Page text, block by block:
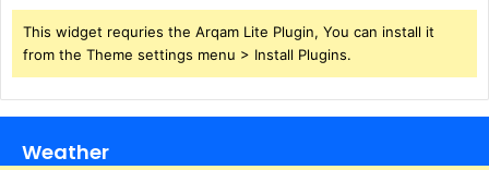
This widget requries the Arqam Lite Plugin, You can install it
from the Theme settings menu > Install Plugins.
Weather